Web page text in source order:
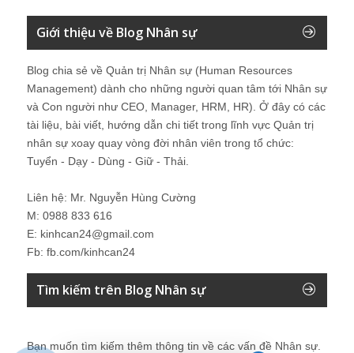
Giới thiệu về Blog Nhân sự
Blog chia sẻ về Quản trị Nhân sự (Human Resources
Management) dành cho những người quan tâm tới Nhân sự
và Con người như CEO, Manager, HRM, HR). Ở đây có các
tài liệu, bài viết, hướng dẫn chi tiết trong lĩnh vực Quản trị
nhân sự xoay quay vòng đời nhân viên trong tổ chức:
Tuyển - Dạy - Dùng - Giữ - Thải.
Liên hệ: Mr. Nguyễn Hùng Cường
M: 0988 833 616
E: kinhcan24@gmail.com
Fb: fb.com/kinhcan24
Tìm kiếm trên Blog Nhân sự
Bạn muốn tìm kiếm thêm thông tin về các vấn đề Nhân sự